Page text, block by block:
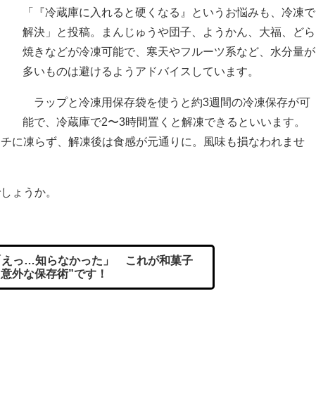
「『冷蔵庫に入れると硬くなる』というお悩みも、冷凍で
解決」と投稿。まんじゅうや団子、ようかん、大福、どら
焼きなどが冷凍可能で、寒天やフルーツ系など、水分量が
多いものは避けるようアドバイスしています。
ラップと冷凍用保存袋を使うと約3週間の冷凍保存が可
能で、冷蔵庫で2〜3時間置くと解凍できるといいます。
に凍らず、解凍後は食感が元通りに。風味も損なわれませ
ょうか。
っ…知らなかった」 これが和菓子
外な保存術”です！